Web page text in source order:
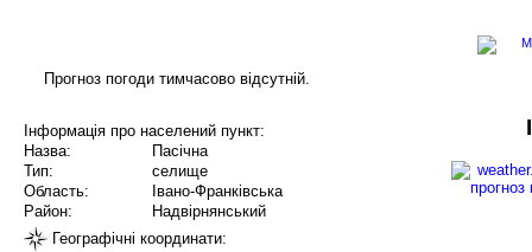
Прогноз погоди тимчасово відсутній.
Інформація про населений пункт:
Назва:
Пасічна
Тип:
селище
Область:
Івано-Франківська
Район:
Надвірнянський
Географічні координати: